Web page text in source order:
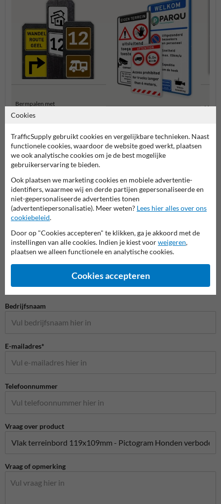
Bermpalen met
informatiebordjes
Eigen terrein borden
Stel je vraag aan Scheepvaartbord.nl
Naam*
Bedrijfsnaam
E-mailadres*
Telefoonnummer
Vraag over product
Vraag of opmerking
Cookies
TrafficSupply gebruikt cookies en vergelijkbare technieken. Naast
functionele cookies, waardoor de website goed werkt, plaatsen
we ook analytische cookies om je de best mogelijke
gebruikerservaring te bieden.
Ook plaatsen we marketing cookies en mobiele advertentie-
identifiers, waarmee wij en derde partijen gepersonaliseerde en
niet-gepersonaliseerde advertenties tonen
(advertentiepersonalisatie). Meer weten? Lees hier alles over ons
cookiebeleid.
Door op "Cookies accepteren" te klikken, ga je akkoord met de
instellingen van alle cookies. Indien je kiest voorweigeren,
plaatsen we alleen functionele en analytische cookies.
Cookies accepteren